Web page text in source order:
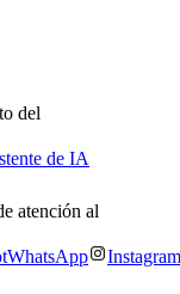
del
de IA
atención al
WhatsApp Instagram